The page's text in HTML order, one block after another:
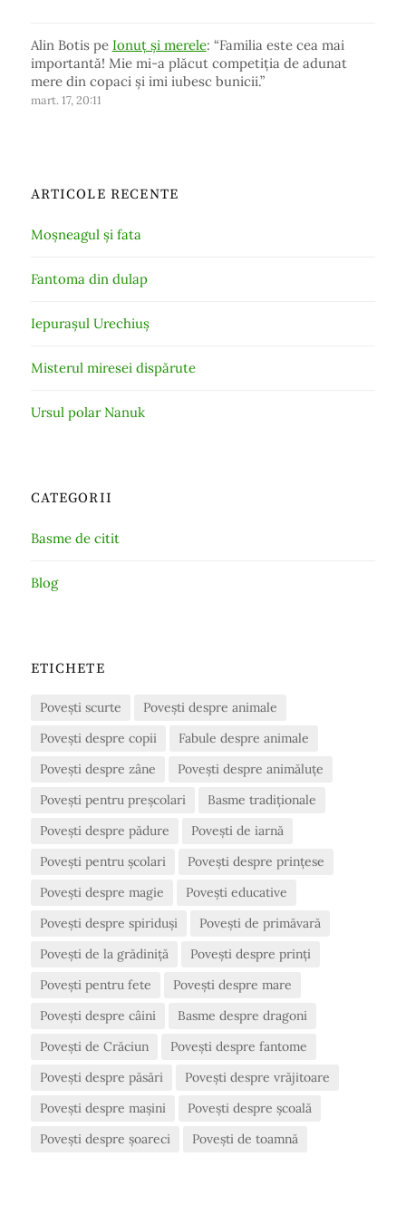
Alin Botispe Ionuț și merele: “Familia este cea mai
importantă! Mie mi-a plăcut competiția de adunat
mere din copaci și imi iubesc bunicii.”
mart. 17, 20:11
ARTICOLE RECENTE
Moșneagul și fata
Fantoma din dulap
Iepurașul Urechiuș
Misterul miresei dispărute
Ursul polar Nanuk
CATEGORII
Basme de citit
Blog
ETICHETE
Povești scurte
Povești despre animale
Povești despre copii
Fabule despre animale
Povești despre zâne
Povești despre animăluțe
Povești pentru preșcolari
Basme tradiționale
Povești despre pădure
Povești de iarnă
Povești pentru școlari
Povești despre prințese
Povești despre magie
Povești educative
Povești despre spiriduși
Povești de primăvară
Povești de la grădiniță
Povești despre prinți
Povești pentru fete
Povești despre mare
Povești despre câini
Basme despre dragoni
Povești de Crăciun
Povești despre fantome
Povești despre păsări
Povești despre vrăjitoare
Povești despre mașini
Povești despre școală
Povești despre șoareci
Povești de toamnă